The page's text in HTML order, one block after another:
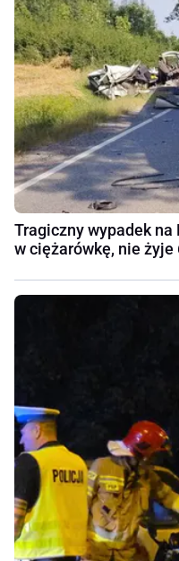
Tragiczny wypadek na
w ciężarówkę, nie